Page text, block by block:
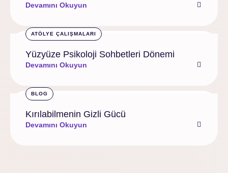
Devamını Okuyun
ATÖLYE ÇALIŞMALARI
Yüzyüze Psikoloji Sohbetleri Dönemi
Devamını Okuyun
BLOG
Kırılabilmenin Gizli Gücü
Devamını Okuyun